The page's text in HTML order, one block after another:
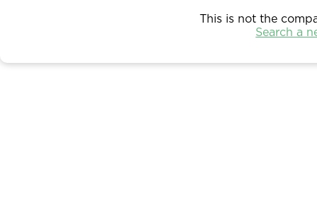
This is not the
Search a